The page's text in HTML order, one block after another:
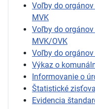
Voľby do
MVK
Voľby do
MVK/OVK
Voľby do
Výkaz o
Informovanie o
Štatistické
Evidencia